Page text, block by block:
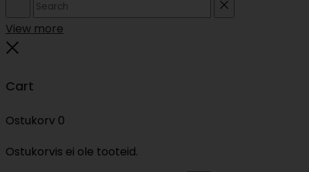
Search
View more
Cart
Ostukorv 0
Ostukorvis ei ole tooteid.